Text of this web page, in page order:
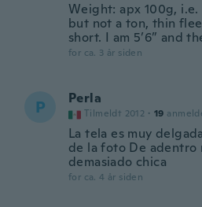
Weight: apx 100g, i.e.
but not a ton, thin
short. I am 5’6” and
for ca. 3 år siden
P Perla
Tilmeldt 2012 · 19
La tela es muy
de la foto De adentro
demasiado chica
for ca. 4 år siden